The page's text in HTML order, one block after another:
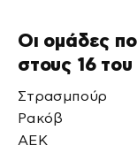
Οι ομάδες
στους 16
Στρασμπούρ
Ρακόβ
ΑΕΚ